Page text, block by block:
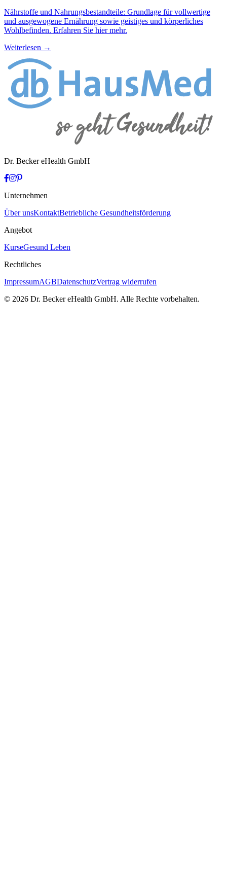
Nährstoffe und Nahrungsbestandteile: Grundlage für vollwertige
und ausgewogene Ernährung sowie geistiges und körperliches
Wohlbefinden. Erfahren Sie hier mehr.
Weiterlesen →
Dr. Becker eHealth GmbH
Unternehmen
Über unsKontaktBetriebliche Gesundheitsförderung
Angebot
KurseGesund Leben
Rechtliches
ImpressumAGBDatenschutzVertrag widerrufen
© 2026 Dr. Becker eHealth GmbH. Alle Rechte vorbehalten.